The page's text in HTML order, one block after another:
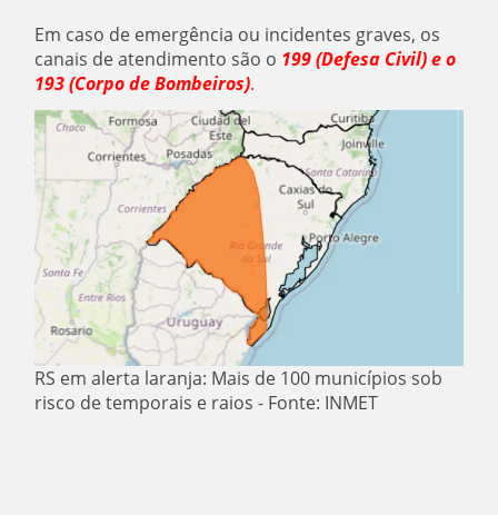
Em caso de emergência ou incidentes graves, os
canais de atendimento são o 199 (Defesa Civil) e o
193 (Corpo de Bombeiros).
RS em alerta laranja: Mais de 100 municípios sob
risco de temporais e raios - Fonte: INMET